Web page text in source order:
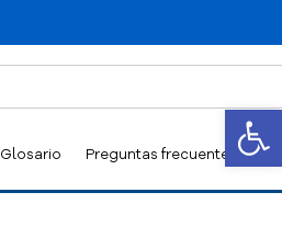
Glosario Preguntas frecuentes